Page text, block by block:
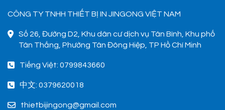
CÔNG TY TNHH THIẾT BỊ IN JINGONG VIỆT NAM
Số 26, Đường D2, Khu dân cư dịch vụ Tân Bình, Khu phố
Tân Thắng, Phường Tân Đông Hiệp, TP Hồ Chí Minh
Tiếng Việt: 0799843660
中文: 0379620018
thietbijingong@gmail.com